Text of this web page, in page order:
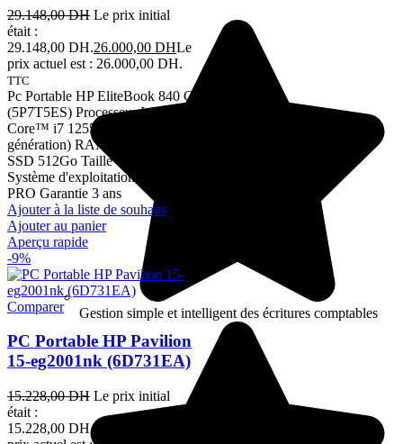
Gestion simple et intelligent des écritures comptables
29.148,00DH Le prix initial
était :
29.148,00 DH.26.000,00 DHLe
prix actuel est : 26.000,00 DH.
TTC
Pc Portable HP EliteBook 840 G9
(5P7T5ES) Processeur Intel®
Core™ i7 1255U (12ème
génération) RAM 16 Go Disque
SSD 512Go Taille d'écran 14"
Système d'exploitation Win 11
PRO Garantie 3 ans
Ajouter à la liste de souhaits
Ajouter au panier
Aperçu rapide
-9%
Comparer
PC Portable HP Pavilion
15-eg2001nk (6D731EA)
15.228,00DH Le prix initial
était :
15.228,00 DH.13.890,00